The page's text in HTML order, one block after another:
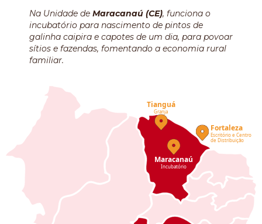
Na Unidade de Maracanaú (CE), funciona o
incubatório para nascimento de pintos de
galinha caipira e capotes de um dia, para povoar
sítios e fazendas, fomentando a economia rural
familiar.
Tianguá
Granja
Fortaleza
Escritório e Centro
de Distribuição
Maracanaú
Incubatório